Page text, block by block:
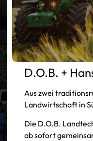
D.O.B. +
Aus zwei
Landwirtschaft in
Die D.O.B.
ab sofort